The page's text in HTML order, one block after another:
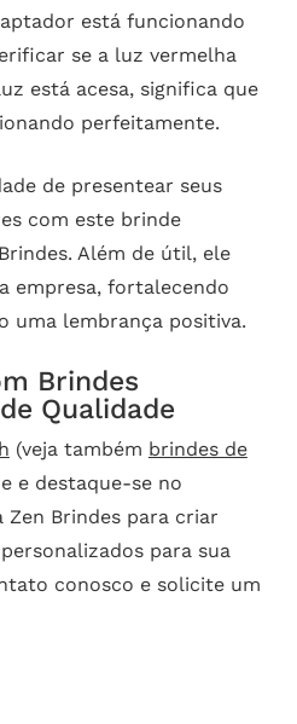
está funcionando
se a luz vermelha
está acesa, significa que
perfeitamente.
de presentear seus
com este brinde
Além de útil, ele
empresa, fortalecendo
uma lembrança positiva.
Brindes
Qualidade
(veja também brindes de
e destaque-se no
Zen Brindes para criar
para sua
conosco e solicite um